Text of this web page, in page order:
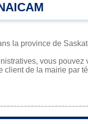
la province de
vous
client de la mairie par